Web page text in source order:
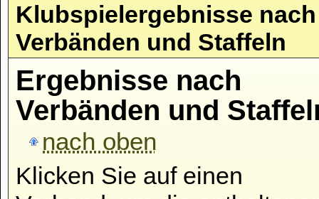
Klubspielergebnisse nach
Verbänden und Staffeln
Ergebnisse nach
Verbänden und
nach oben
Klicken Sie auf einen